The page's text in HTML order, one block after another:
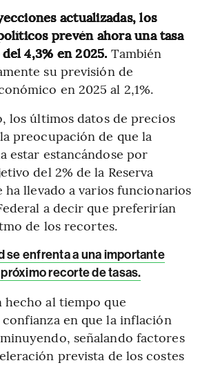
actualizadas, los
prevén ahora una tasa
4,3% en 2025. También
su previsión de
en 2025 al 2,1%.
los últimos datos de precios
preocupación de que la
estar estancándose por
del 2% de la Reserva
ha llevado a varios funcionarios
a decir que preferirían
de los recortes.
se enfrenta a una importante
recorte de tasas.
hecho al tiempo que
confianza en que la inflación
señalando factores
prevista de los costes